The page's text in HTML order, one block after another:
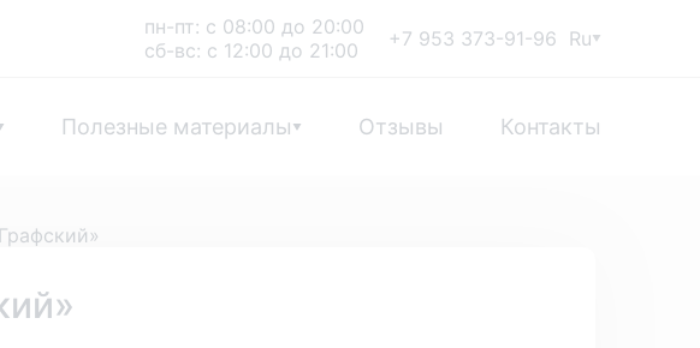
пн-пт: с 08:00 до 20:00
сб-вс: с 12:00 до 21:00
+7 953 373-91-96 Ru
Полезные материалы Отзывы Контакты